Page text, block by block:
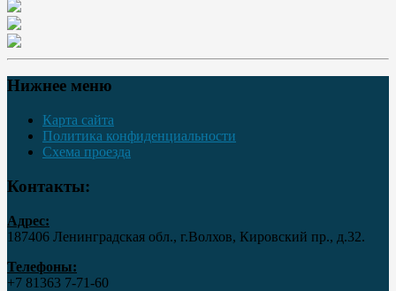
Нижнее меню
Карта сайта
Политика конфиденциальности
Схема проезда
Контакты:
Адрес:
187406 Ленинградская обл., г.Волхов, Кировский пр., д.32.
Телефоны:
+7 81363 7‑71-60